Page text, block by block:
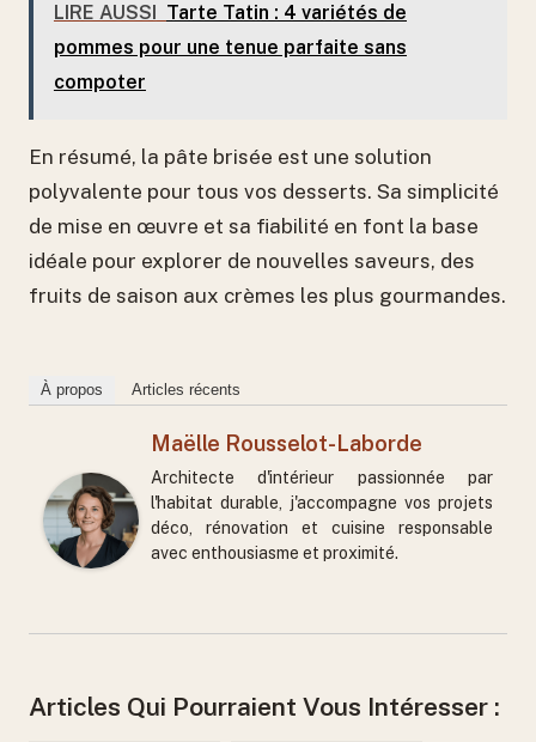
LIRE AUSSI
Tarte Tatin : 4 variétés de
pommes pour une tenue parfaite sans
compoter
En résumé, la pâte brisée est une solution
polyvalente pour tous vos desserts. Sa simplicité
de mise en œuvre et sa fiabilité en font la base
idéale pour explorer de nouvelles saveurs, des
fruits de saison aux crèmes les plus gourmandes.
À propos Articles récents
Maëlle Rousselot-Laborde
Architecte d'intérieur passionnée par
l'habitat durable, j'accompagne vos projets
déco, rénovation et cuisine responsable
avec enthousiasme et proximité.
Articles Qui Pourraient Vous Intéresser :